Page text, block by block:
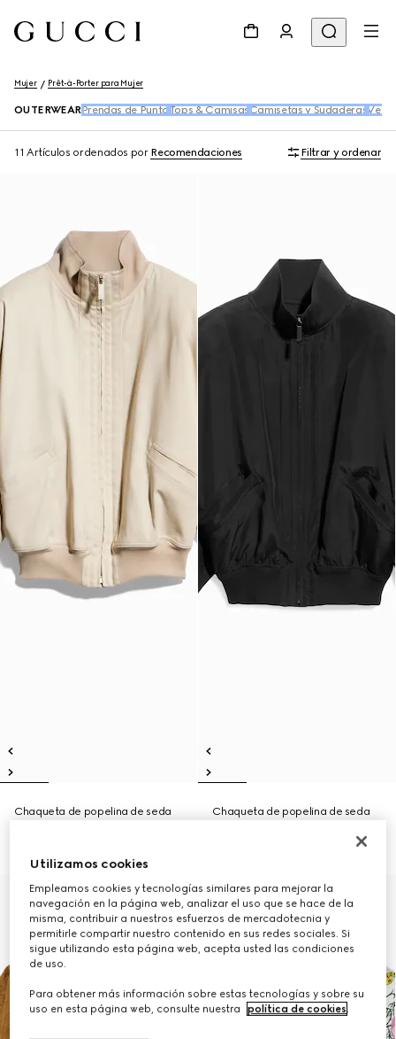
Mujer Prêt-à-Porter para Mujer
OUTERWEARPrendas de Punto Tops & Camisas Camisetas y Sudaderas
11 Artículos ordenados por Recomendaciones Filtrar y ordenar
Chaqueta de popelina de seda
Chaqueta de popelina de seda
Utilizamos cookies
Empleamos cookies y tecnologías similares para mejorar la
navegación en la página web, analizar el uso que se hace de la
misma, contribuir a nuestros esfuerzos de mercadotecnia y
permitirle compartir nuestro contenido en sus redes sociales. Si
sigue utilizando esta página web, acepta usted las condiciones
de uso.
Para obtener más información sobre estas tecnologías y sobre su
uso en esta página web, consulte nuestra
política de cookies.